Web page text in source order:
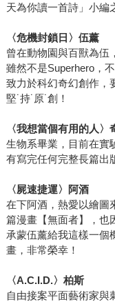
天為你讀一首詩」小編
〈危機封鎖日〉伍薰
曾在動物園與百獸為伍
雖然不是Superhero，
致力於科幻奇幻創作，
堅˙持˙原˙創！
〈我想當個有用的人〉
生物系畢業，目前在實
有寫完任何完整長篇出
〈屍速捷運〉阿酒
在下阿酒，熱愛以繪圖
篇漫畫【無面者】，也
承蒙伍薰給我這樣一個
畫，非常榮幸！
〈A.C.I.D.〉柏斯
自由接案平面藝術家與